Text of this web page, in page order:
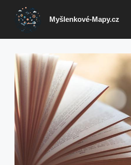
Přeskočit
obsah
Myšlenkové-Mapy.cz